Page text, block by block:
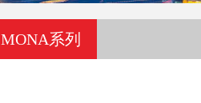
MONA系列